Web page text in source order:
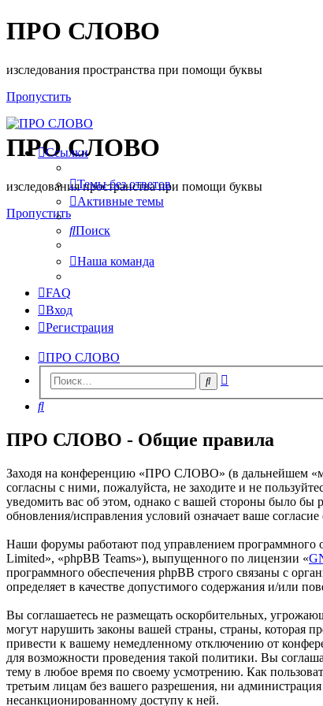
ПРО СЛОВО
изследования пространства при помощи буквы
Пропустить
ПРО СЛОВО
изследования пространства при помощи буквы
Пропустить
Ссылки
Темы без ответов
Активные темы
Поиск
Наша команда
FAQ
Вход
Регистрация
ПРО СЛОВО
Поиск
Поиск
ПРО СЛОВО - Общие правила
Заходя на конференцию «ПРО СЛОВО» (в дальнейшем
согласны с ними, пожалуйста, не заходите и не
уведомить вас об этом, однако с вашей стороны было
обновления/исправления условий означает ваше
Наши форумы работают под управлением программного
Limited», «phpBB Teams»), выпущенного по лицензии «
программного обеспечения phpBB строго связаны с
определяет в качестве допустимого содержания и/или
Вы соглашаетесь не размещать оскорбительных,
могут нарушить законы вашей страны, страны, которая
привести к вашему немедленному отключению от
для возможности проведения такой политики. Вы
тему в любое время по своему усмотрению. Как
третьим лицам без вашего разрешения, ни
несанкционированному доступу к ней.